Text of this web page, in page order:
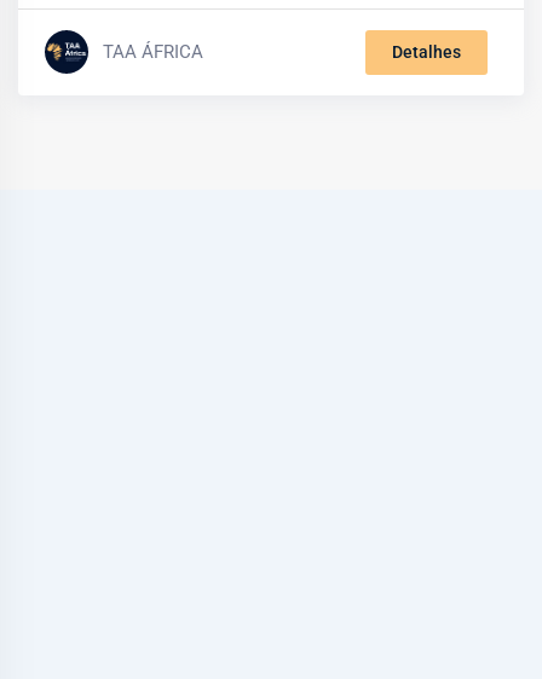
TAA ÁFRICA Detalhes